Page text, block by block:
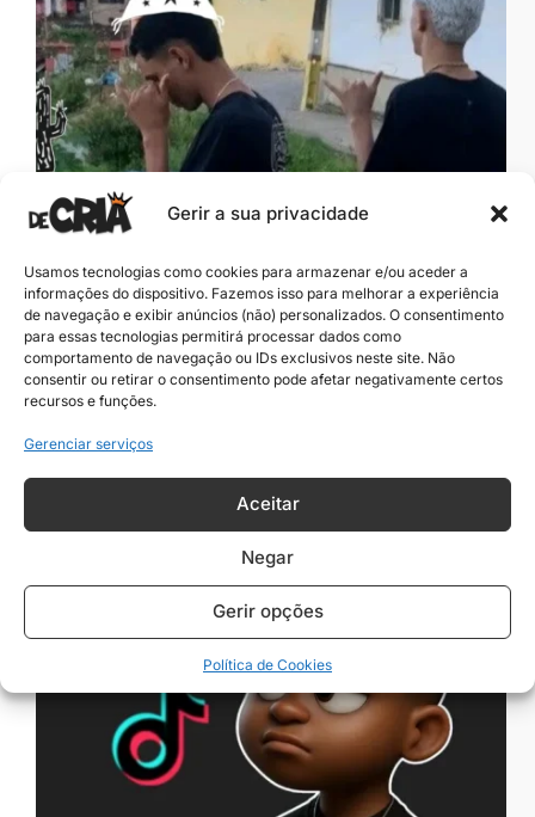
Gerir a sua privacidade
Usamos tecnologias como cookies para armazenar e/ou aceder a
informações do dispositivo. Fazemos isso para melhorar a experiência
de navegação e exibir anúncios (não) personalizados. O consentimento
para essas tecnologias permitirá processar dados como
comportamento de navegação ou IDs exclusivos neste site. Não
consentir ou retirar o consentimento pode afetar negativamente certos
recursos e funções.
Gerenciar serviços
Aceitar
Negar
Gerir opções
Política de Cookies
Nomes de Cria Nordestinos: Cultura e
Orgulho